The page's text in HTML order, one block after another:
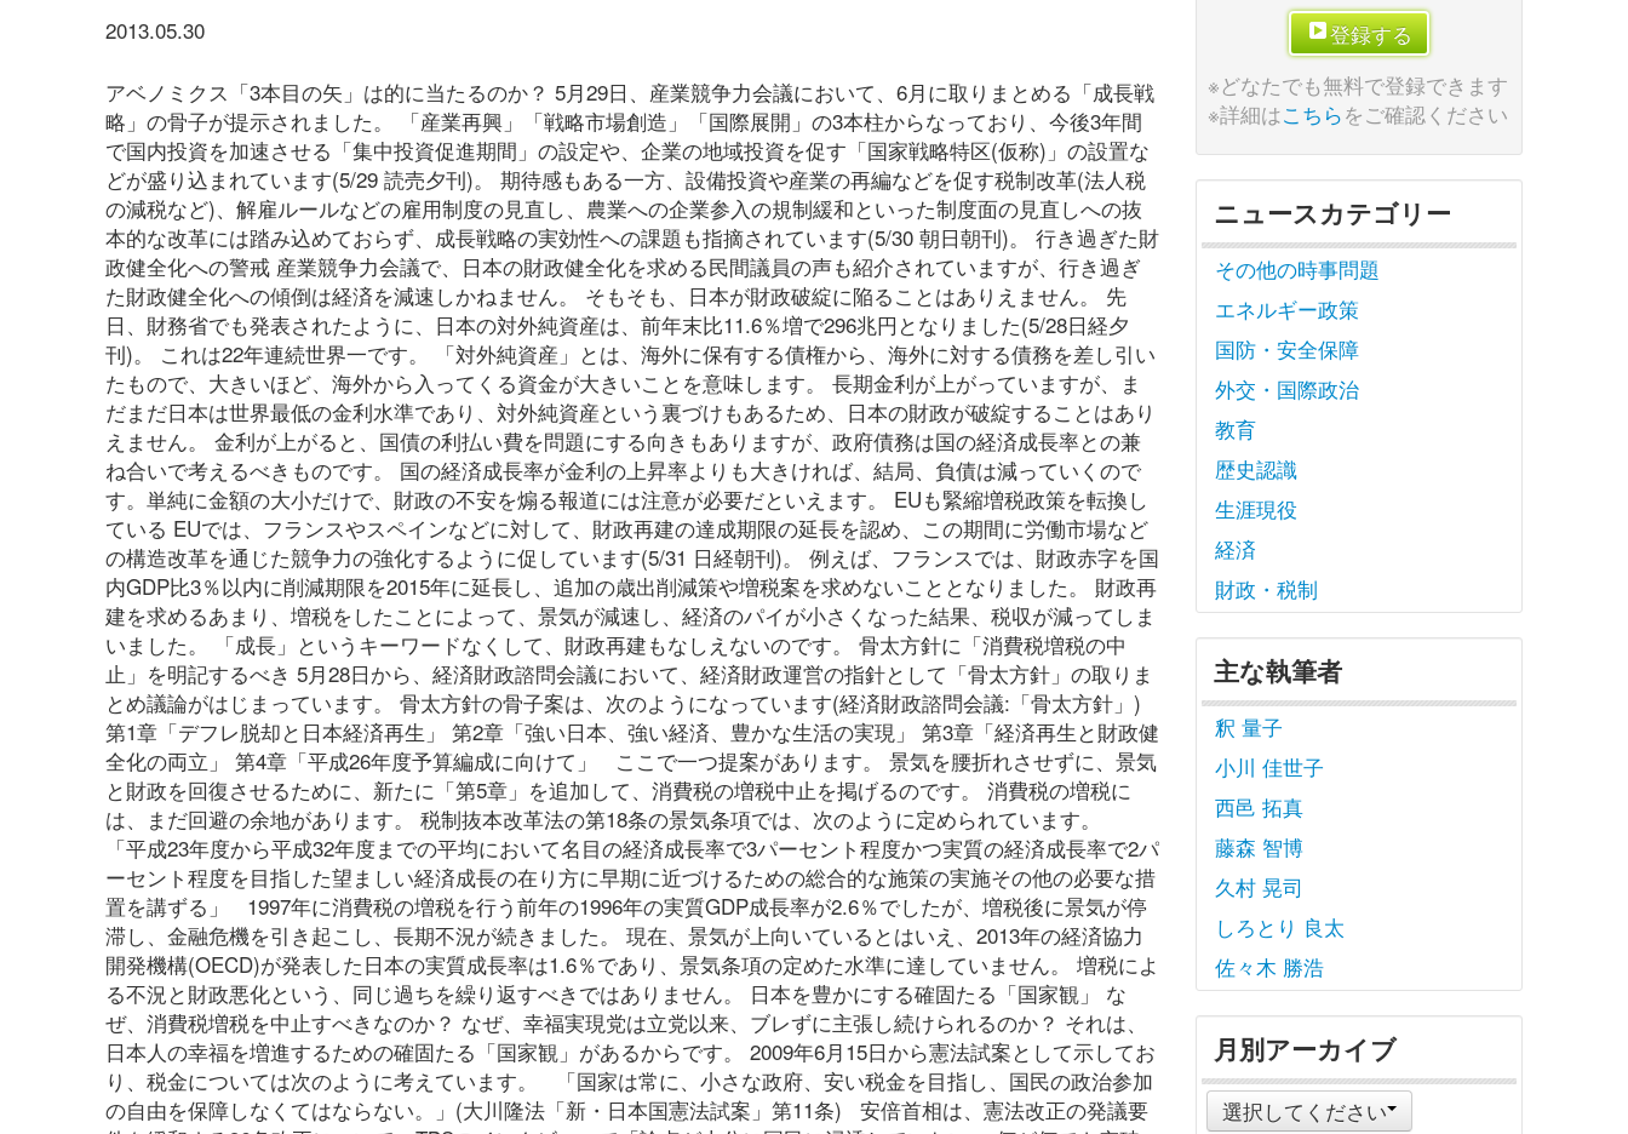
2013.05.30
アベノミクス「3本目の矢」は的に当たるのか？ 5月29日、産業競争力会議において、6月に取りまとめる「成長戦
略」の骨子が提示されました。 「産業再興」「戦略市場創造」「国際展開」の3本柱からなっており、今後3年間
で国内投資を加速させる「集中投資促進期間」の設定や、企業の地域投資を促す「国家戦略特区(仮称)」の設置な
どが盛り込まれています(5/29 読売夕刊)。 期待感もある一方、設備投資や産業の再編などを促す税制改革(法人税
の減税など)、解雇ルールなどの雇用制度の見直し、農業への企業参入の規制緩和といった制度面の見直しへの抜
本的な改革には踏み込めておらず、成長戦略の実効性への課題も指摘されています(5/30 朝日朝刊)。 行き過ぎた財
政健全化への警戒 産業競争力会議で、日本の財政健全化を求める民間議員の声も紹介されていますが、行き過ぎ
た財政健全化への傾倒は経済を減速しかねません。 そもそも、日本が財政破綻に陥ることはありえません。 先
日、財務省でも発表されたように、日本の対外純資産は、前年末比11.6％増で296兆円となりました(5/28日経夕
刊)。 これは22年連続世界一です。 「対外純資産」とは、海外に保有する債権から、海外に対する債務を差し引い
たもので、大きいほど、海外から入ってくる資金が大きいことを意味します。 長期金利が上がっていますが、ま
だまだ日本は世界最低の金利水準であり、対外純資産という裏づけもあるため、日本の財政が破綻することはあり
えません。 金利が上がると、国債の利払い費を問題にする向きもありますが、政府債務は国の経済成長率との兼
ね合いで考えるべきものです。 国の経済成長率が金利の上昇率よりも大きければ、結局、負債は減っていくので
す。単純に金額の大小だけで、財政の不安を煽る報道には注意が必要だといえます。 EUも緊縮増税政策を転換し
ている EUでは、フランスやスペインなどに対して、財政再建の達成期限の延長を認め、この期間に労働市場など
の構造改革を通じた競争力の強化するように促しています(5/31 日経朝刊)。 例えば、フランスでは、財政赤字を国
内GDP比3％以内に削減期限を2015年に延長し、追加の歳出削減策や増税案を求めないこととなりました。 財政再
建を求めるあまり、増税をしたことによって、景気が減速し、経済のパイが小さくなった結果、税収が減ってしま
いました。 「成長」というキーワードなくして、財政再建もなしえないのです。 骨太方針に「消費税増税の中
止」を明記するべき 5月28日から、経済財政諮問会議において、経済財政運営の指針として「骨太方針」の取りま
とめ議論がはじまっています。 骨太方針の骨子案は、次のようになっています(経済財政諮問会議:「骨太方針」)
第1章「デフレ脱却と日本経済再生」 第2章「強い日本、強い経済、豊かな生活の実現」 第3章「経済再生と財政健
全化の両立」 第4章「平成26年度予算編成に向けて」 ここで一つ提案があります。 景気を腰折れさせずに、景気
と財政を回復させるために、新たに「第5章」を追加して、消費税の増税中止を掲げるのです。 消費税の増税に
は、まだ回避の余地があります。 税制抜本改革法の第18条の景気条項では、次のように定められています。
「平成23年度から平成32年度までの平均において名目の経済成長率で3パーセント程度かつ実質の経済成長率で2パ
ーセント程度を目指した望ましい経済成長の在り方に早期に近づけるための総合的な施策の実施その他の必要な措
置を講ずる」 1997年に消費税の増税を行う前年の1996年の実質GDP成長率が2.6％でしたが、増税後に景気が停
滞し、金融危機を引き起こし、長期不況が続きました。 現在、景気が上向いているとはいえ、2013年の経済協力
開発機構(OECD)が発表した日本の実質成長率は1.6％であり、景気条項の定めた水準に達していません。 増税によ
る不況と財政悪化という、同じ過ちを繰り返すべきではありません。 日本を豊かにする確固たる「国家観」 な
ぜ、消費税増税を中止すべきなのか？ なぜ、幸福実現党は立党以来、ブレずに主張し続けられるのか？ それは、
日本人の幸福を増進するための確固たる「国家観」があるからです。 2009年6月15日から憲法試案として示してお
り、税金については次のように考えています。 「国家は常に、小さな政府、安い税金を目指し、国民の政治参加
の自由を保障しなくてはならない。」(大川隆法「新・日本国憲法試案」第11条) 安倍首相は、憲法改正の発議要
登録する
※どなたでも無料で登録できます
※詳細はこちらをご確認ください
ニュースカテゴリー
その他の時事問題
エネルギー政策
国防・安全保障
外交・国際政治
教育
歴史認識
生涯現役
経済
財政・税制
主な執筆者
釈 量子
小川 佳世子
西邑 拓真
藤森 智博
久村 晃司
しろとり 良太
佐々木 勝浩
月別アーカイブ
選択してください